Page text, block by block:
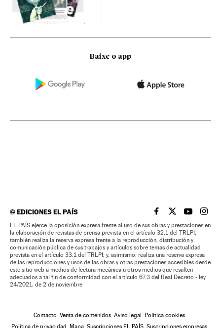
Baixe o app
©EDICIONES EL PAÍS EL PAÍS BRASIL EN
EL PAÍSEL PAÍS
EL
EL PAÍS ejerce la oposición expresa frente al uso de sus obras y prestaciones en
la elaboración de revistas de prensa prevista en el artículo 32.1 del TRLPI;
también realiza la reserva expresa frente a la reproducción, distribución y
comunicación pública de sus trabajos y artículos sobre temas de actualidad
prevista en el artículo 33.1 del TRLPI; y, asimismo, realiza una reserva expresa
de las reproducciones y usos de las obras y otras prestaciones accesibles desde
este sitio web a medios de lectura mecánica u otros medios que resulten
adecuados a tal fin de conformidad con el artículo 67.3 del Real Decreto - ley
24/2021, de 2 de noviembre
Contacto Venta de contenidos Aviso legal Política cookies
Política de privacidad Mapa Suscripciones EL PAÍS Suscripciones empresas